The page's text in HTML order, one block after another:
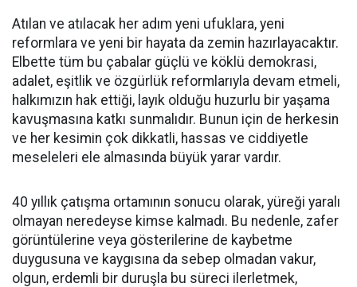
Atılan ve atılacak her adım yeni ufuklara, yeni
reformlara ve yeni bir hayata da zemin hazırlayacaktır.
Elbette tüm bu çabalar güçlü ve köklü demokrasi,
adalet, eşitlik ve özgürlük reformlarıyla devam etmeli,
halkımızın hak ettiği, layık olduğu huzurlu bir yaşama
kavuşmasına katkı sunmalıdır. Bunun için de herkesin
ve her kesimin çok dikkatli, hassas ve ciddiyetle
meseleleri ele almasında büyük yarar vardır.
40 yıllık çatışma ortamının sonucu olarak, yüreği yaralı
olmayan neredeyse kimse kalmadı. Bu nedenle, zafer
görüntülerine veya gösterilerine de kaybetme
duygusuna ve kaygısına da sebep olmadan vakur,
olgun, erdemli bir duruşla bu süreci ilerletmek,